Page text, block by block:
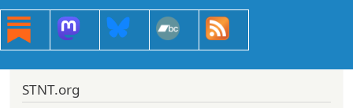
STNT.org